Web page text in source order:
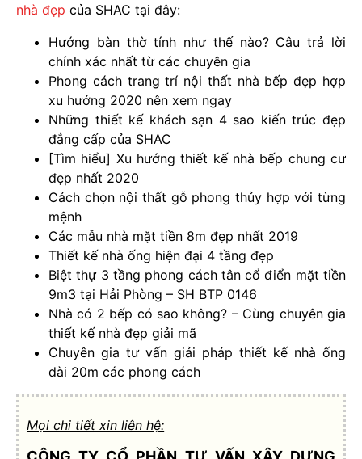
nhà đẹp của SHAC tại đây:
Hướng bàn thờ tính như thế nào? Câu trả lời
chính xác nhất từ các chuyên gia
Phong cách trang trí nội thất nhà bếp đẹp hợp
xu hướng 2020 nên xem ngay
Những thiết kế khách sạn 4 sao kiến trúc đẹp
đẳng cấp của SHAC
[Tìm hiểu] Xu hướng thiết kế nhà bếp chung cư
đẹp nhất 2020
Cách chọn nội thất gỗ phong thủy hợp với từng
mệnh
Các mẫu nhà mặt tiền 8m đẹp nhất 2019
Thiết kế nhà ống hiện đại 4 tầng đẹp
Biệt thự 3 tầng phong cách tân cổ điển mặt tiền
9m3 tại Hải Phòng – SH BTP 0146
Nhà có 2 bếp có sao không? – Cùng chuyên gia
thiết kế nhà đẹp giải mã
Chuyên gia tư vấn giải pháp thiết kế nhà ống
dài 20m các phong cách
Mọi chi tiết xin liên hệ: